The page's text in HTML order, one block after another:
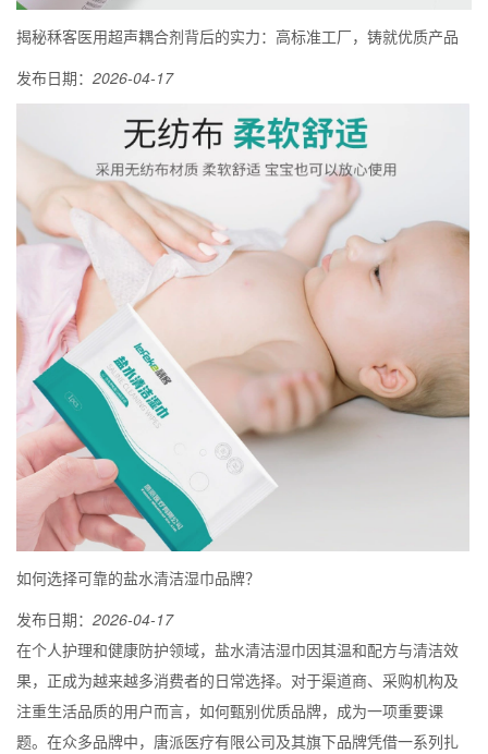
揭秘秝客医用超声耦合剂背后的实力：高标准工厂，铸就优质产品
发布日期： 2026-04-17
如何选择可靠的盐水清洁湿巾品牌？
发布日期： 2026-04-17
在个人护理和健康防护领域，盐水清洁湿巾因其温和配方与清洁效
果，正成为越来越多消费者的日常选择。对于渠道商、采购机构及
注重生活品质的用户而言，如何甄别优质品牌，成为一项重要课
题。在众多品牌中，唐派医疗有限公司及其旗下品牌凭借一系列扎